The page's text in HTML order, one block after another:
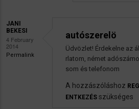
JANI
BEKESI
4 February
2014
Permalink
autószerelö
Üdvözlet! Érdekelne az
rlatom, német
som és telefonom
A hozzászóláshoz
ENTKEZÉS szükséges